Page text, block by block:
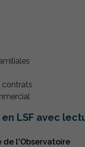
contrats
LSF avec
de l'Observatoire